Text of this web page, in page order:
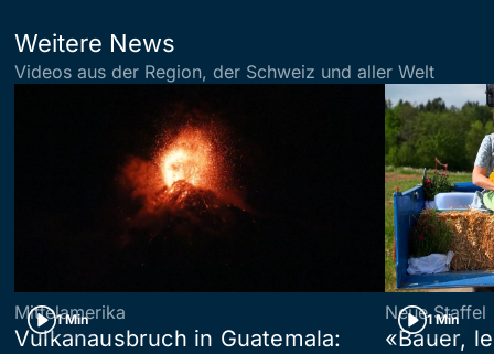
Weitere News
Videos aus der Region, der Schweiz und aller Welt
1 Min
Mittelamerika
Vulkanausbruch in Guatemala:
1 Min
Neue Staffel
«Bauer,